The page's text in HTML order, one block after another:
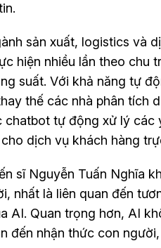
sản xuất, logistics và
hiện nhiều lần theo chu
suất. Với khả năng tự
thế các nhà phân tích
chatbot tự động xử lý các
dịch vụ khách hàng
sĩ Nguyễn Tuấn Nghĩa
nhất là liên quan đến
AI. Quan trọng hơn, AI
đến nhận thức con